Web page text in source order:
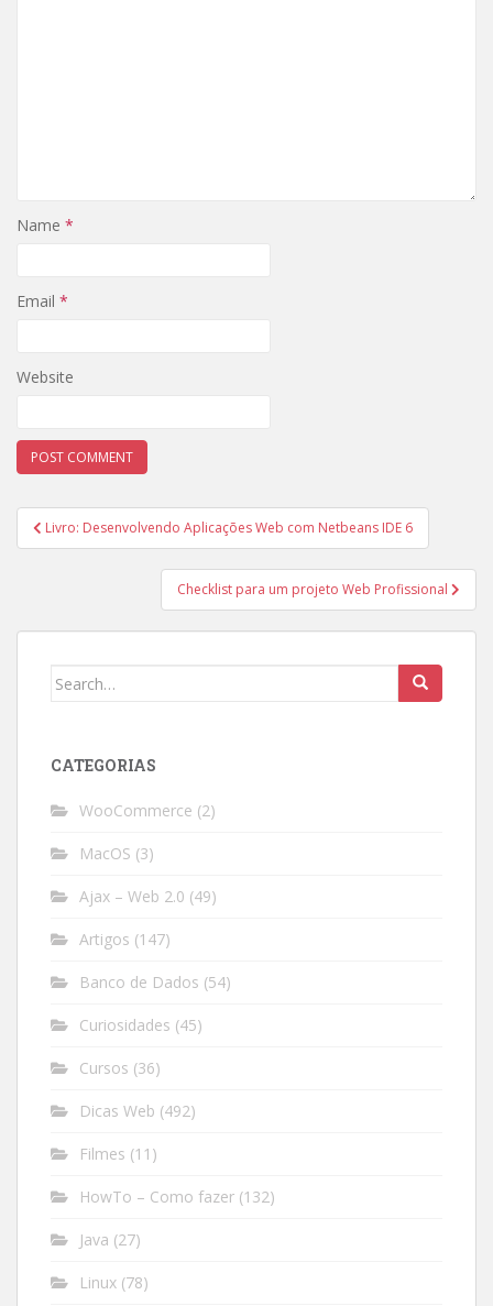
Name *
Email *
Website
Post
navigation
Livro: Desenvolvendo Aplicações Web com Netbeans IDE 6
Checklist para um projeto Web Profissional
Search
CATEGORIAS
WooCommerce (2)
MacOS (3)
Ajax – Web 2.0 (49)
Artigos (147)
Banco de Dados (54)
Curiosidades (45)
Cursos (36)
Dicas Web (492)
Filmes (11)
HowTo – Como fazer (132)
Java (27)
Linux (78)